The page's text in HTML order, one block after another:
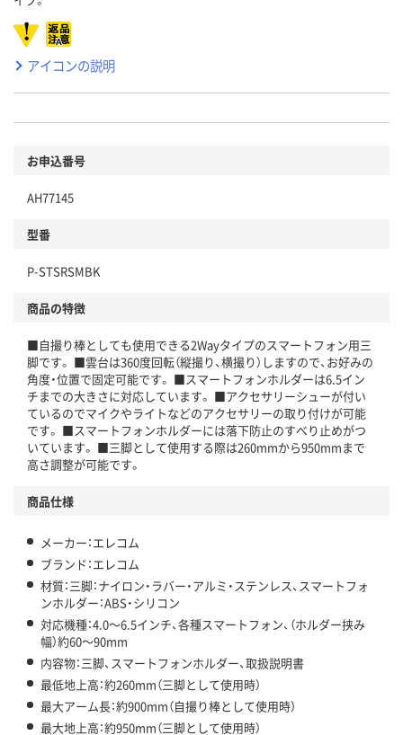
アイコンの説明
お申込番号
AH77145
型番
P-STSRSMBK
商品の特徴
■自撮り棒としても使用できる2Wayタイプのスマートフォン用三
脚です。 ■雲台は360度回転（縦撮り、横撮り）しますので、お好みの
角度・位置で固定可能です。 ■スマートフォンホルダーは6.5イン
チまでの大きさに対応しています。 ■アクセサリーシューが付い
ているのでマイクやライトなどのアクセサリーの取り付けが可能
です。 ■スマートフォンホルダーには落下防止のすべり止めがつ
いています。 ■三脚として使用する際は260mmから950mmまで
高さ調整が可能です。
商品仕様
メーカー：エレコム
ブランド：エレコム
材質：三脚：ナイロン・ラバー・アルミ・ステンレス、スマートフォ
ンホルダー：ABS・シリコン
対応機種：4.0～6.5インチ、各種スマートフォン、（ホルダー挟み
幅）約60～90mm
内容物：三脚、スマートフォンホルダー、取扱説明書
最低地上高：約260mm（三脚として使用時）
最大アーム長：約900mm（自撮り棒として使用時）
最大地上高：約950mm（三脚として使用時）